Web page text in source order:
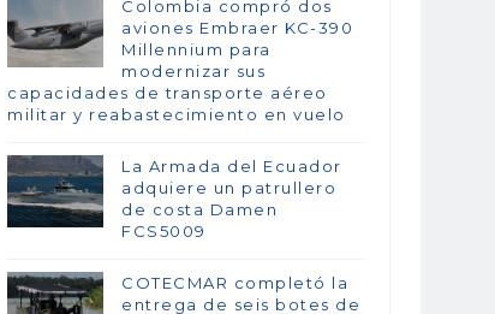
Colombia compró dos
aviones Embraer KC-390
Millennium para
modernizar sus
capacidades de transporte aéreo
militar y reabastecimiento en vuelo
La Armada del Ecuador
adquiere un patrullero
de costa Damen
FCS5009
COTECMAR completó la
entrega de seis botes de